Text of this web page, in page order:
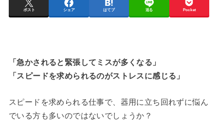
ポスト シェア はてブ 送る Pocket
「急かされると緊張してミスが多くなる」
「スピードを求められるのがストレスに感じる」
スピードを求められる仕事で、器用に立ち回れずに悩ん
でいる方も多いのではないでしょうか？